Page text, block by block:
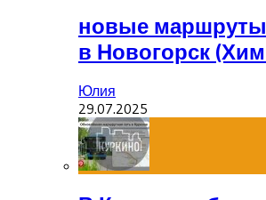
новые маршруты
в Новогорск
Юлия
29.07.2025